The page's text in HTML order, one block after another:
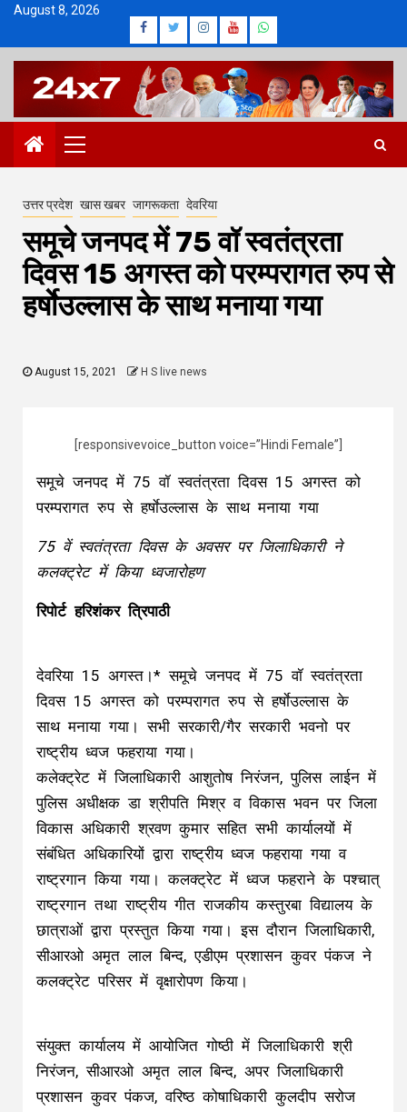
Skip
content
August 8, 2026
Facebook
Twitter
Instagram
Youtube
Whatsapp
Primary
Menu
उत्तर प्रदेश खास खबर जागरूकता देवरिया
समूचे जनपद में 75 वॉ स्वतंत्रता
दिवस 15 अगस्त को परम्परागत रुप से
हर्षाेउल्लास के साथ मनाया गया
August 15, 2021 H S live news
[responsivevoice_button voice=”Hindi Female”]
समूचे जनपद में 75 वॉ स्वतंत्रता दिवस 15 अगस्त को
परम्परागत रुप से हर्षाेउल्लास के साथ मनाया गया
75 वें स्वतंत्रता दिवस के अवसर पर जिलाधिकारी ने
कलक्ट्रेट में किया ध्वजारोहण
रिपोर्ट हरिशंकर त्रिपाठी
देवरिया 15 अगस्त।* समूचे जनपद में 75 वॉ स्वतंत्रता
दिवस 15 अगस्त को परम्परागत रुप से हर्षाेउल्लास के
साथ मनाया गया। सभी सरकारी/गैर सरकारी भवनो पर
राष्ट्रीय ध्वज फहराया गया।
कलेक्ट्रेट में जिलाधिकारी आशुतोष निरंजन, पुलिस लाईन में
पुलिस अधीक्षक डा श्रीपति मिश्र व विकास भवन पर जिला
विकास अधिकारी श्रवण कुमार सहित सभी कार्यालयों में
संबंधित अधिकारियों द्वारा राष्ट्रीय ध्वज फहराया गया व
राष्ट्रगान किया गया। कलक्ट्रेट में ध्वज फहराने के पश्चात्
राष्ट्रगान तथा राष्ट्रीय गीत राजकीय कस्तुरबा विद्यालय के
छात्राओं द्वारा प्रस्तुत किया गया। इस दौरान जिलाधिकारी,
सीआरओ अमृत लाल बिन्द, एडीएम प्रशासन कुवर पंकज ने
कलक्ट्रेट परिसर में वृक्षारोपण किया।
संयुक्त कार्यालय में आयोजित गोष्ठी में जिलाधिकारी श्री
निरंजन, सीआरओ अमृत लाल बिन्द, अपर जिलाधिकारी
प्रशासन कुवर पंकज, वरिष्ठ कोषाधिकारी कुलदीप सरोज